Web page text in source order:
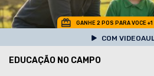
GANHE 2 POS PARA VOCE
COM
EDUCAÇÃO NO CAMPO